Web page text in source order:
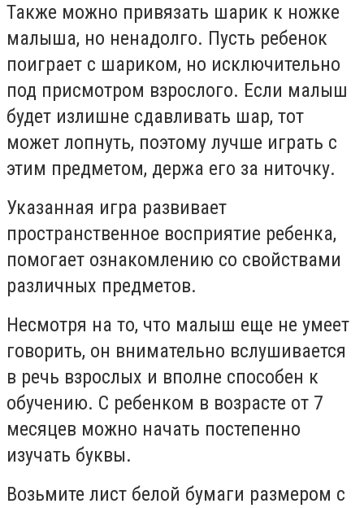
Также можно привязать шарик к ножке
малыша, но ненадолго. Пусть ребенок
поиграет с шариком, но исключительно
под присмотром взрослого. Если малыш
будет излишне сдавливать шар, тот
может лопнуть, поэтому лучше играть с
этим предметом, держа его за ниточку.
Указанная игра развивает
пространственное восприятие ребенка,
помогает ознакомлению со свойствами
различных предметов.
Несмотря на то, что малыш еще не умеет
говорить, он внимательно вслушивается
в речь взрослых и вполне способен к
обучению. С ребенком в возрасте от 7
месяцев можно начать постепенно
изучать буквы.
Возьмите лист белой бумаги размером с